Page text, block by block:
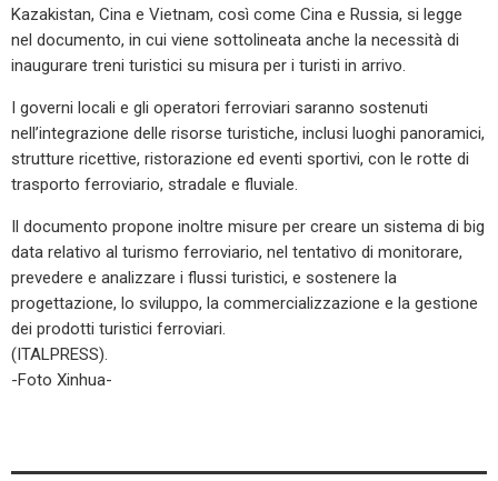
Kazakistan, Cina e Vietnam, così come Cina e Russia, si legge
nel documento, in cui viene sottolineata anche la necessità di
inaugurare treni turistici su misura per i turisti in arrivo.
I governi locali e gli operatori ferroviari saranno sostenuti
nell’integrazione delle risorse turistiche, inclusi luoghi panoramici,
strutture ricettive, ristorazione ed eventi sportivi, con le rotte di
trasporto ferroviario, stradale e fluviale.
Il documento propone inoltre misure per creare un sistema di big
data relativo al turismo ferroviario, nel tentativo di monitorare,
prevedere e analizzare i flussi turistici, e sostenere la
progettazione, lo sviluppo, la commercializzazione e la gestione
dei prodotti turistici ferroviari.
(ITALPRESS).
-Foto Xinhua-